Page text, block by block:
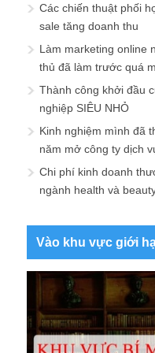
Các chiến thuật phối
sale tăng doanh thu
Làm marketing online
thủ đã làm trước quá
Thành công khởi đầu
nghiệp SIÊU NHỎ
Kinh nghiệm mình đã
năm mở công ty dịch
Chi phí kinh doanh
ngành health và
Vào khu vực giới